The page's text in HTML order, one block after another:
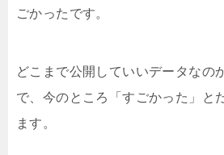
ごかったです。
どこまで公開していいデータなの
で、今のところ「すごかった」と
ます。